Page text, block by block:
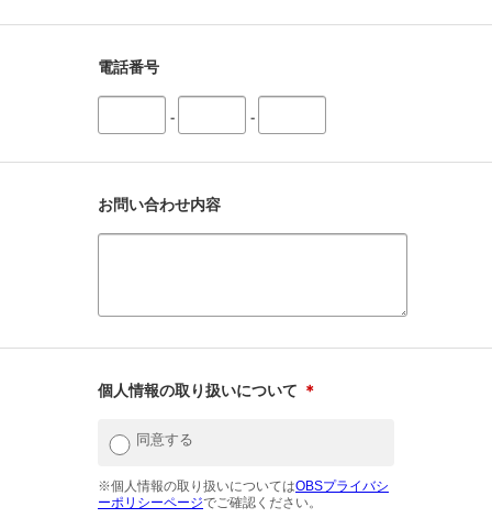
電話番号
- -
お問い合わせ内容
個人情報の取り扱いについて ＊
同意する
※個人情報の取り扱いについてはOBSプライバシ
ーポリシーページでご確認ください。